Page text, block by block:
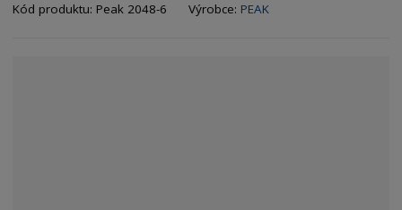
t
Kód produktu: Peak 2048-6 Výrobce: PEAK